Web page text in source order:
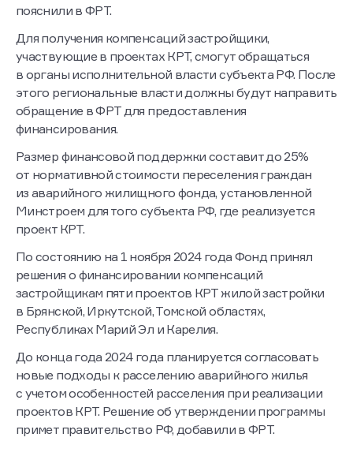
пояснили в ФРТ.
Для получения компенсаций застройщики,
участвующие в проектах КРТ, смогут обращаться
в органы исполнительной власти субъекта РФ. После
этого региональные власти должны будут направить
обращение в ФРТ для предоставления
финансирования.
Размер финансовой поддержки составит до 25%
от нормативной стоимости переселения граждан
из аварийного жилищного фонда, установленной
Минстроем для того субъекта РФ, где реализуется
проект КРТ.
По состоянию на 1 ноября 2024 года Фонд принял
решения о финансировании компенсаций
застройщикам пяти проектов КРТ жилой застройки
в Брянской, Иркутской, Томской областях,
Республиках Марий Эл и Карелия.
До конца года 2024 года планируется согласовать
новые подходы к расселению аварийного жилья
с учетом особенностей расселения при реализации
проектов КРТ. Решение об утверждении программы
примет правительство РФ, добавили в ФРТ.